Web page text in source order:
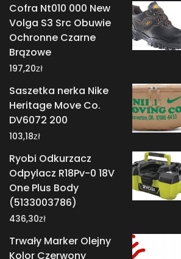
Cofra Nt010 000 New
Volga S3 Src Obuwie
Ochronne Czarne
Brązowe
197,20zł
Saszetka nerka Nike
Heritage Move Co.
DV6072 200
103,18zł
Ryobi Odkurzacz
Odpylacz R18Pv-0 18V
One Plus Body
(5133003786)
436,30zł
Trwały Marker Olejny
Kolor Czerwony